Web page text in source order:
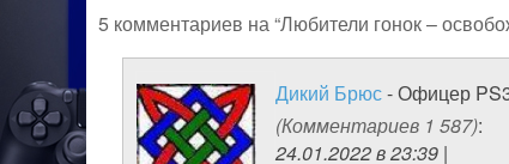
5 комментариев на “Любители гонок –
Дикий Брюс- Офицер
(Комментариев 1 587):
24.01.2022 в 23:39 |